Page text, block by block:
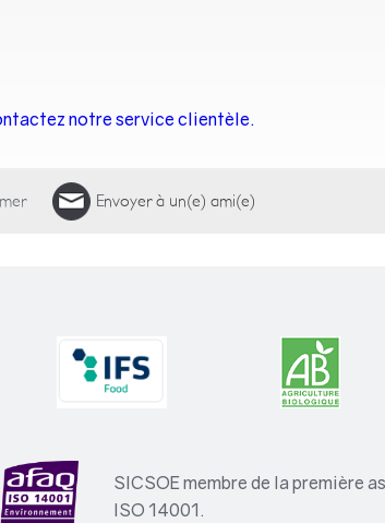
notre service clientèle.
Envoyer à un(e) ami(e)
SICSOE membre de la première
ISO 14001.